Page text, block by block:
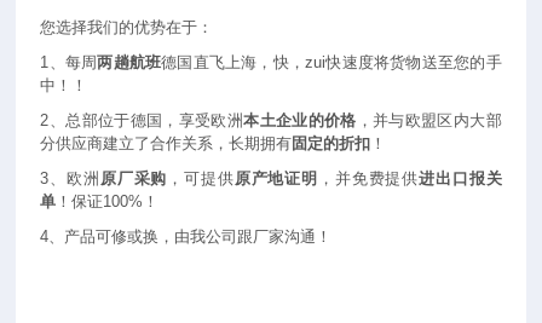
您选择我们的优势在于：
1、每周两趟航班德国直飞上海，快，zui快速度将货物送至您的手
中！！
2、总部位于德国，享受欧洲本土企业的价格 ，并与欧盟区内大部
分供应商建立了合作关系，长期拥有固定的折扣 ！
3、欧洲 原厂采购 ，可提供原产地证明 ，并免费提供进出口报关
单 ！保证100%！
4、产品可修或换，由我公司跟厂家沟通！